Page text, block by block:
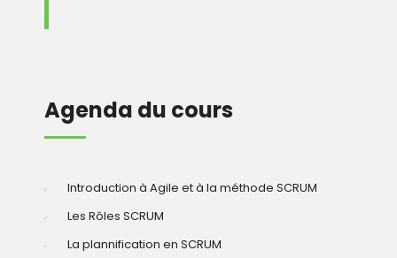
Agenda du cours
Introduction à Agile et à la méthode SCRUM
Les Rôles SCRUM
La plannification en SCRUM